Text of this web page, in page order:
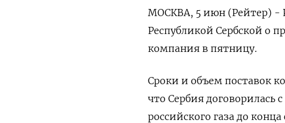
МОСКВА, 5 июн (Рейтер) -
Республикой ​Сербской ​о
​компания ‌в ​пятницу.
Сроки и ‌объем поставок
что Сербия договорилась
‌российского газа ​до